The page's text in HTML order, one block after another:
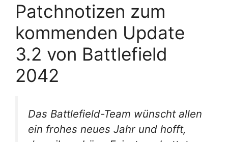
Patchnotizen zum
kommenden Update
3.2 von Battlefield
2042
Das Battlefield-Team wünscht allen
ein frohes neues Jahr und hofft,